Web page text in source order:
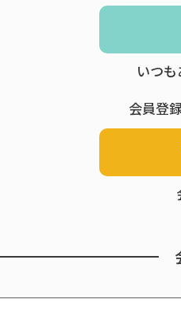
いつも
会員登